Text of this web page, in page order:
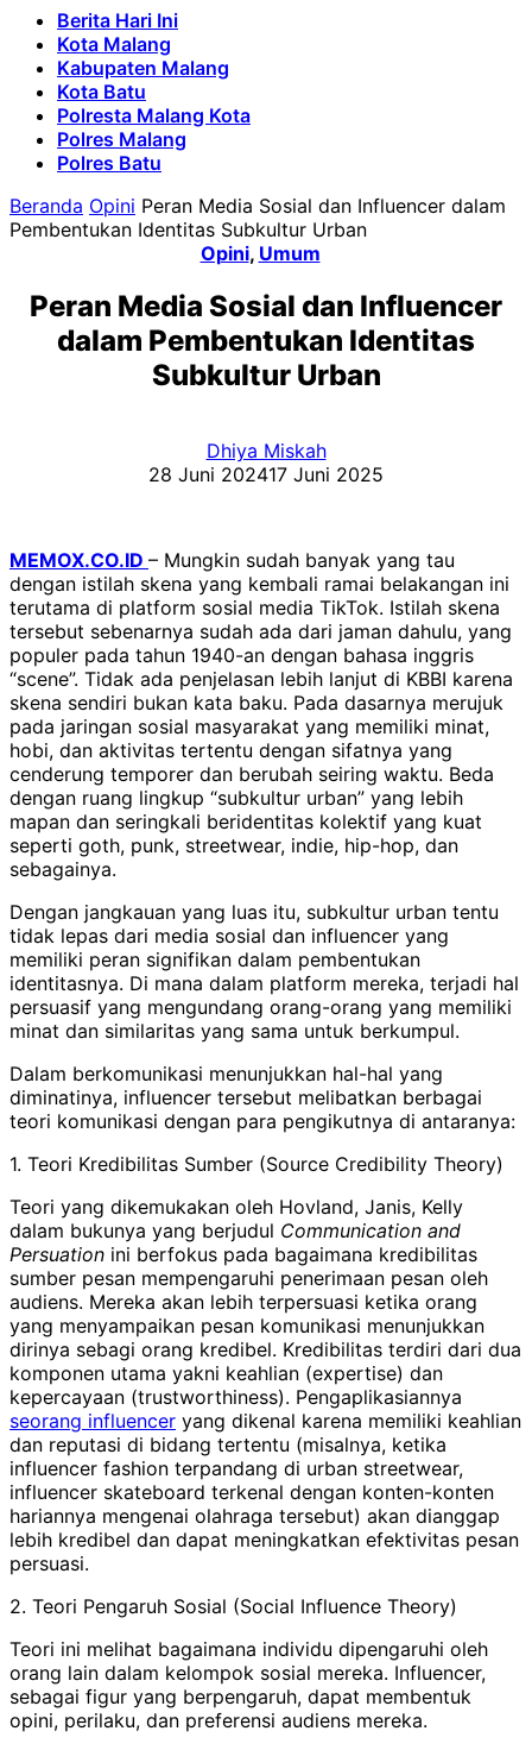
Berita Hari Ini
Kota Malang
Kabupaten Malang
Kota Batu
Polresta Malang Kota
Polres Malang
Polres Batu
Beranda Opini Peran Media Sosial dan Influencer dalam
Pembentukan Identitas Subkultur Urban
Opini, Umum
Peran Media Sosial dan Influencer
dalam Pembentukan Identitas
Subkultur Urban
Dhiya Miskah
28 Juni 202417 Juni 2025
MEMOX.CO.ID – Mungkin sudah banyak yang tau
dengan istilah skena yang kembali ramai belakangan ini
terutama di platform sosial media TikTok. Istilah skena
tersebut sebenarnya sudah ada dari jaman dahulu, yang
populer pada tahun 1940-an dengan bahasa inggris
“scene”. Tidak ada penjelasan lebih lanjut di KBBI karena
skena sendiri bukan kata baku. Pada dasarnya merujuk
pada jaringan sosial masyarakat yang memiliki minat,
hobi, dan aktivitas tertentu dengan sifatnya yang
cenderung temporer dan berubah seiring waktu. Beda
dengan ruang lingkup “subkultur urban” yang lebih
mapan dan seringkali beridentitas kolektif yang kuat
seperti goth, punk, streetwear, indie, hip-hop, dan
sebagainya.
Dengan jangkauan yang luas itu, subkultur urban tentu
tidak lepas dari media sosial dan influencer yang
memiliki peran signifikan dalam pembentukan
identitasnya. Di mana dalam platform mereka, terjadi hal
persuasif yang mengundang orang-orang yang memiliki
minat dan similaritas yang sama untuk berkumpul.
Dalam berkomunikasi menunjukkan hal-hal yang
diminatinya, influencer tersebut melibatkan berbagai
teori komunikasi dengan para pengikutnya di antaranya:
1. Teori Kredibilitas Sumber (Source Credibility Theory)
Teori yang dikemukakan oleh Hovland, Janis, Kelly
dalam bukunya yang berjudul Communication and
Persuation ini berfokus pada bagaimana kredibilitas
sumber pesan mempengaruhi penerimaan pesan oleh
audiens. Mereka akan lebih terpersuasi ketika orang
yang menyampaikan pesan komunikasi menunjukkan
dirinya sebagi orang kredibel. Kredibilitas terdiri dari dua
komponen utama yakni keahlian (expertise) dan
kepercayaan (trustworthiness). Pengaplikasiannya
seorang influencer yang dikenal karena memiliki keahlian
dan reputasi di bidang tertentu (misalnya, ketika
influencer fashion terpandang di urban streetwear,
influencer skateboard terkenal dengan konten-konten
hariannya mengenai olahraga tersebut) akan dianggap
lebih kredibel dan dapat meningkatkan efektivitas pesan
persuasi.
2. Teori Pengaruh Sosial (Social Influence Theory)
Teori ini melihat bagaimana individu dipengaruhi oleh
orang lain dalam kelompok sosial mereka. Influencer,
sebagai figur yang berpengaruh, dapat membentuk
opini, perilaku, dan preferensi audiens mereka.